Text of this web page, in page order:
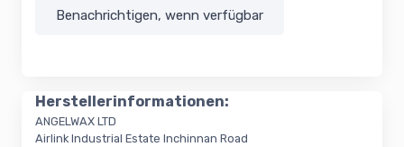
Benachrichtigen, wenn verfügbar
Herstellerinformationen:
ANGELWAX LTD
Airlink Industrial Estate Inchinnan Road